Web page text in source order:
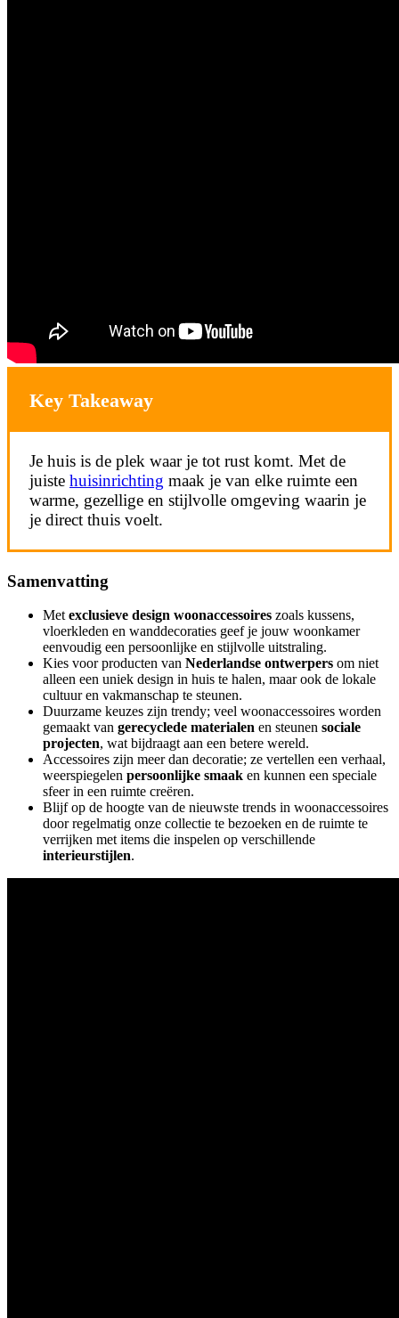
Key Takeaway
Je huis is de plek waar je tot rust komt. Met de
juiste huisinrichting maak je van elke ruimte een
warme, gezellige en stijlvolle omgeving waarin je
je direct thuis voelt.
Samenvatting
Met exclusieve design woonaccessoires zoals kussens,
vloerkleden en wanddecoraties geef je jouw woonkamer
eenvoudig een persoonlijke en stijlvolle uitstraling.
Kies voor producten van Nederlandse ontwerpers om niet
alleen een uniek design in huis te halen, maar ook de lokale
cultuur en vakmanschap te steunen.
Duurzame keuzes zijn trendy; veel woonaccessoires worden
gemaakt van gerecyclede materialen en steunen sociale
projecten, wat bijdraagt aan een betere wereld.
Accessoires zijn meer dan decoratie; ze vertellen een verhaal,
weerspiegelen persoonlijke smaak en kunnen een speciale
sfeer in een ruimte creëren.
Blijf op de hoogte van de nieuwste trends in woonaccessoires
door regelmatig onze collectie te bezoeken en de ruimte te
verrijken met items die inspelen op verschillende
interieurstijlen.